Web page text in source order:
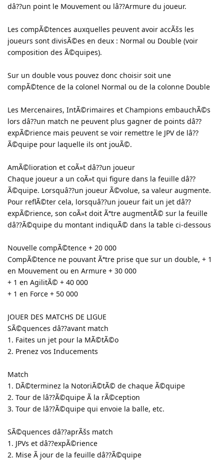
dâ??un point le Mouvement ou lâ??Armure du joueur.
Les compÃ©tences auxquelles peuvent avoir accÃšs les
joueurs sont divisÃ©es en deux : Normal ou Double (voir
composition des Ã©quipes).
Sur un double vous pouvez donc choisir soit une
compÃ©tence de la colonel Normal ou de la colonne Double
Les Mercenaires, IntÃ©rimaires et Champions embauchÃ©s
lors dâ??un match ne peuvent plus gagner de points dâ??
expÃ©rience mais peuvent se voir remettre le JPV de lâ??
Ã©quipe pour laquelle ils ont jouÃ©.
AmÃ©lioration et coÃ»t dâ??un joueur
Chaque joueur a un coÃ»t qui figure dans la feuille dâ??
Ã©quipe. Lorsquâ??un joueur Ã©volue, sa valeur augmente.
Pour reflÃ©ter cela, lorsquâ??un joueur fait un jet dâ??
expÃ©rience, son coÃ»t doit Ãªtre augmentÃ© sur la feuille
dâ??Ã©quipe du montant indiquÃ© dans la table ci-dessous
Nouvelle compÃ©tence + 20 000
CompÃ©tence ne pouvant Ãªtre prise que sur un double, + 1
en Mouvement ou en Armure + 30 000
+ 1 en AgilitÃ© + 40 000
+ 1 en Force + 50 000
JOUER DES MATCHS DE LIGUE
SÃ©quences dâ??avant match
1. Faites un jet pour la MÃ©tÃ©o
2. Prenez vos Inducements
Match
1. DÃ©terminez la NotoriÃ©tÃ© de chaque Ã©quipe
2. Tour de lâ??Ã©quipe Ã la rÃ©ception
3. Tour de lâ??Ã©quipe qui envoie la balle, etc.
SÃ©quences dâ??aprÃšs match
1. JPVs et dâ??expÃ©rience
2. Mise Ã jour de la feuille dâ??Ã©quipe